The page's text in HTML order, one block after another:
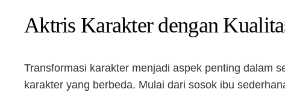
Aktris Karakter dengan
Transformasi karakter menjadi aspek penting dalam
karakter yang berbeda. Mulai dari sosok ibu